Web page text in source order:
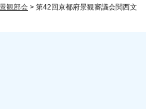
観部会 > 第42回京都府景観審議会関西文